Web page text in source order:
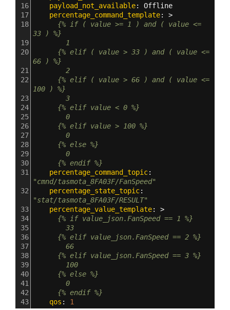
16
payload_not_available: Offline
17
percentage_command_template: >
18
{% if ( value >= 1 ) and ( value <=
33 ) %}
19
1
20
{% elif ( value > 33 ) and ( value <=
66 ) %}
21
2
22
{% elif ( value > 66 ) and ( value <=
100 ) %}
23
3
24
{% elif value < 0 %}
25
0
26
{% elif value > 100 %}
27
0
28
{% else %}
29
30
{% endif %}
31
percentage_command_topic
"cmnd/tasmota_8FA03F/FanSpeed"
32
percentage_state_topic
"stat/tasmota_8FA03F/RESULT"
33
percentage_value_template: >
34
{% if value_json.FanSpeed == 1 %}
35
33
36
{% elif value_json.FanSpeed == 2 %}
37
66
38
{% elif value_json.FanSpeed == 3 %}
39
100
40
{% else %}
41
42
{% endif %}
43
qos : 1